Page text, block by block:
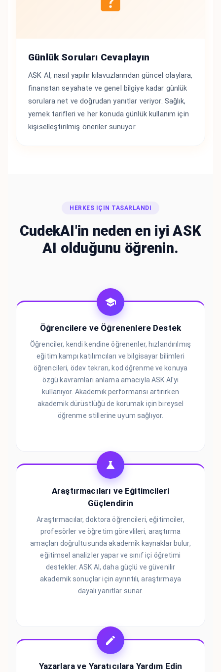
Günlük Soruları Cevaplayın
ASK AI, nasıl yapılır kılavuzlarından güncel olaylara,
finanstan seyahate ve genel bilgiye kadar günlük
sorulara net ve doğrudan yanıtlar veriyor. Sağlık,
yemek tarifleri ve her konuda günlük kullanım için
kişiselleştirilmiş öneriler sunuyor.
HERKES IÇIN TASARLANDI
CudekAI'in neden en iyi ASK
AI olduğunu öğrenin.
Öğrencilere ve Öğrenenlere Destek
Öğrenciler, kendi kendine öğrenenler, hızlandırılmış
eğitim kampı katılımcıları ve bilgisayar bilimleri
öğrencileri, ödev tekrarı, kod öğrenme ve konuya
özgü kavramları anlama amacıyla ASK AI'yı
kullanıyor. Akademik performansı artırırken
akademik dürüstlüğü de korumak için bireysel
öğrenme stillerine uyum sağlıyor.
Araştırmacıları ve Eğitimcileri
Güçlendirin
Araştırmacılar, doktora öğrencileri, eğitimciler,
profesörler ve öğretim görevlileri, araştırma
amaçları doğrultusunda akademik kaynaklar bulur,
eğitimsel analizler yapar ve sınıf içi öğretimi
destekler. ASK AI, daha güçlü ve güvenilir
akademik sonuçlar için ayrıntılı, araştırmaya
dayalı yanıtlar sunar.
Yazarlara ve Yaratıcılara Yardım Edin